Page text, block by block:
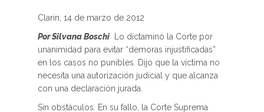
Clarin, 14 de marzo de 2012
Por Silvana BoschiLo dictaminó la Corte por
unanimidad para evitar “demoras injustificadas”
en los casos no punibles. Dijo que la víctima no
necesita una autorización judicial y que alcanza
con una declaración jurada.
Sin obstáculos. En su fallo, la Corte Suprema